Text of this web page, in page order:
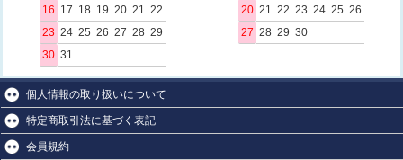
16 17 18 19 20 21
22
23 24 25 26 27 28 29
30 31
20 21 22 23 24 25 26
27 28 29 30
個人情報の取り扱いについて
特定商取引法に基づく表記
会員規約